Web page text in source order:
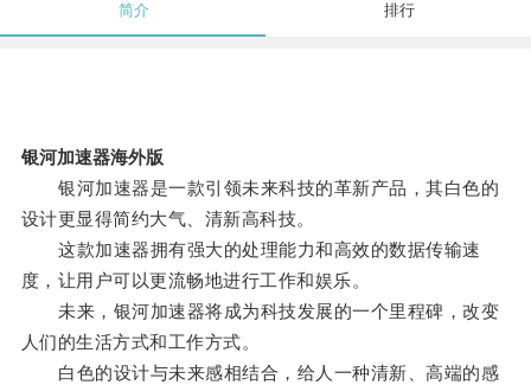
简介 排行
银河加速器海外版
银河加速器是一款引领未来科技的革新产品，其白色的
设计更显得简约大气、清新高科技。
这款加速器拥有强大的处理能力和高效的数据传输速
度，让用户可以更流畅地进行工作和娱乐。
未来，银河加速器将成为科技发展的一个里程碑，改变
人们的生活方式和工作方式。
白色的设计与未来感相结合，给人一种清新、高端的感